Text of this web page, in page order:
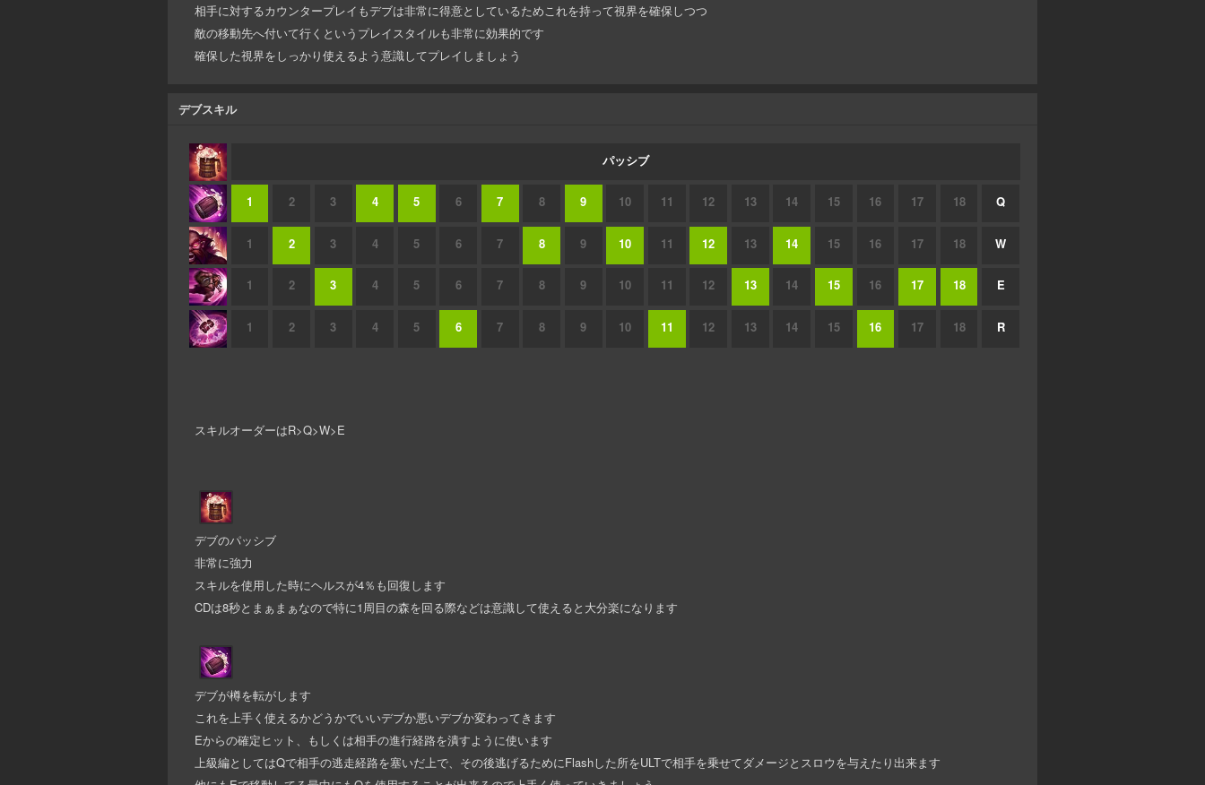
相手に対するカウンタープレイもデブは非常に得意としているためこれを持って視界を確保しつつ
敵の移動先へ付いて行くというプレイスタイルも非常に効果的です
確保した視界をしっかり使えるよう意識してプレイしましょう
デブスキル
パッシブ
1 2 3 4 5 6 7 8 9 10 11 12 13 14 15 16 17 18 Q
1 2 3 4 5 6 7 8 9 10 11 12 13 14 15 16 17 18 W
1 2 3 4 5 6 7 8 9 10 11 12 13 14 15 16 17 18 E
1 2 3 4 5 6 7 8 9 10 11 12 13 14 15 16 17 18 R
スキルオーダーはR>Q>W>E
デブのパッシブ
非常に強力
スキルを使用した時にヘルスが4％も回復します
CDは8秒とまぁまぁなので特に1周目の森を回る際などは意識して使えると大分楽になります
デブが樽を転がします
これを上手く使えるかどうかでいいデブか悪いデブか変わってきます
Eからの確定ヒット、もしくは相手の進行経路を潰すように使います
上級編としてはQで相手の逃走経路を塞いだ上で、その後逃げるためにFlashした所をULTで相手を乗せてダメージとスロウを与えたり出来ます